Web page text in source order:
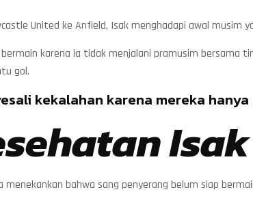
United ke Anfield, Isak menghadapi awal musim
karena ia tidak menjalani pramusim bersama
gol.
kekalahan karena mereka hanya
Isak
bahwa sang penyerang belum siap